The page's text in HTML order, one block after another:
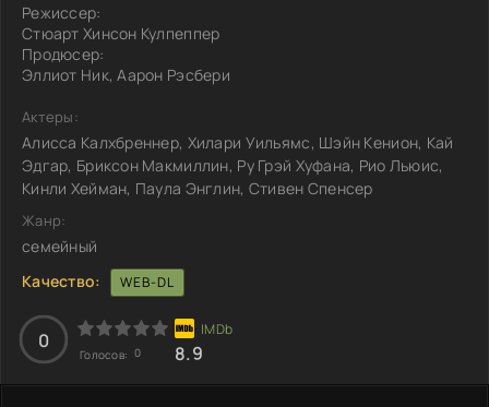
Режиссер:
Стюарт Хинсон Кулпеппер
Продюсер:
Эллиот Ник, Аарон Рэсбери
Актеры:
Алисса Калхбреннер, Хилари Уильямс, Шэйн Кенион, Кай
Эдгар, Бриксон Макмиллин, Ру Грэй Хуфана, Рио Льюис,
Кинли Хейман, Паула Энглин, Стивен Спенсер
Жанр:
семейный
Качество:
WEB-DL
0
Голосов: 0 8.9